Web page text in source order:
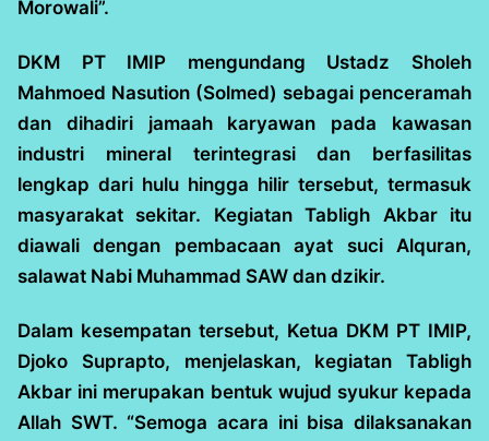
Morowali”.
DKM PT IMIP mengundang Ustadz Sholeh
Mahmoed Nasution (Solmed) sebagai penceramah
dan dihadiri jamaah karyawan pada kawasan
industri mineral terintegrasi dan berfasilitas
lengkap dari hulu hingga hilir tersebut, termasuk
masyarakat sekitar. Kegiatan Tabligh Akbar itu
diawali dengan pembacaan ayat suci Alquran,
salawat Nabi Muhammad SAW dan dzikir.
Dalam kesempatan tersebut, Ketua DKM PT IMIP,
Djoko Suprapto, menjelaskan, kegiatan Tabligh
Akbar ini merupakan bentuk wujud syukur kepada
Allah SWT. “Semoga acara ini bisa dilaksanakan